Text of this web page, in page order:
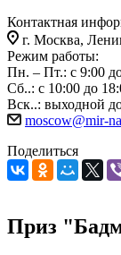
Контактная
г. Москва,
Режим работы:
Пн. – Пт.: с 9:00
Сб..: с 10:00 до
Вск..: выходной
moscow@mir-
Поделиться
Приз